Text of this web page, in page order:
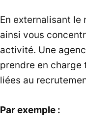
En externalisant le
ainsi vous
activité. Une
prendre en charge
liées au
Par exemple :